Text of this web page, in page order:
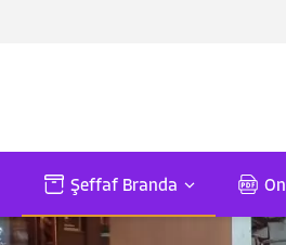
Şeffaf Branda